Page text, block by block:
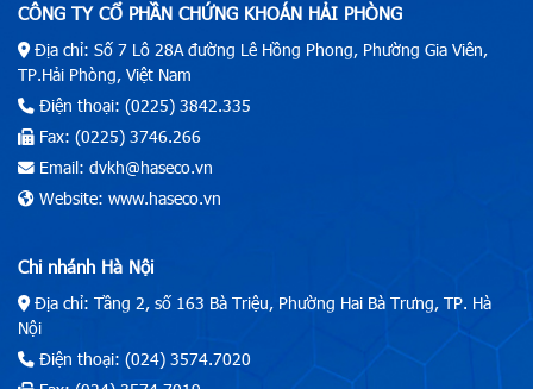
CÔNG TY CỔ PHẦN CHỨNG KHOÁN HẢI PHÒNG
Địa chỉ: Số 7 Lô 28A đường Lê Hồng Phong, Phường Gia Viên,
TP.Hải Phòng, Việt Nam
Điện thoại: (0225) 3842.335
Fax: (0225) 3746.266
Email: dvkh@haseco.vn
Website: www.haseco.vn
Chi nhánh Hà Nội
Địa chỉ: Tầng 2, số 163 Bà Triệu, Phường Hai Bà Trưng, TP. Hà
Nội
Điện thoại: (024) 3574.7020